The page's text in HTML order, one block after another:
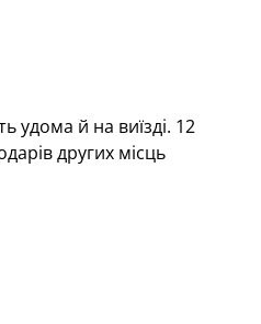
удома й на виїзді. 12
других місць